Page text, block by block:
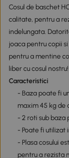
Cosul de baschet
calitate, pentru a
indelungata.
joaca pentru copii
pentru a mentine
liber cu cosul nostru!
Caracteristici
- Baza poate fi
maxim 45 kg de
- 2 roti sub
- Poate fi utilizat
- Plasa cosului
pentru a rezista